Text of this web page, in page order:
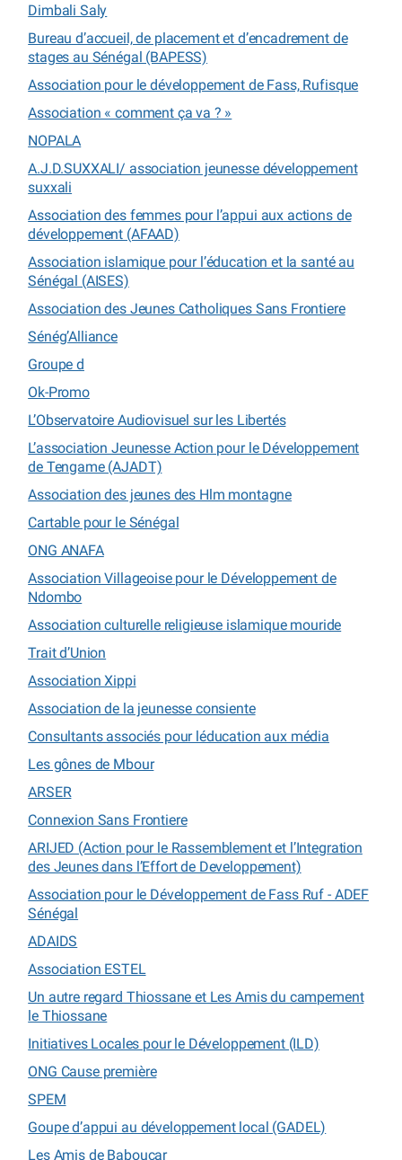
Dimbali Saly
Bureau d’accueil, de placement et d’encadrement de
stages au Sénégal (BAPESS)
Association pour le développement de Fass, Rufisque
Association « comment ça va ? »
NOPALA
A.J.D.SUXXALI/ association jeunesse développement
suxxali
Association des femmes pour l’appui aux actions de
développement (AFAAD)
Association islamique pour l’éducation et la santé au
Sénégal (AISES)
Association des Jeunes Catholiques Sans Frontiere
Sénég’Alliance
Groupe d
Ok-Promo
L’Observatoire Audiovisuel sur les Libertés
L’association Jeunesse Action pour le Développement
de Tengame (AJADT)
Association des jeunes des Hlm montagne
Cartable pour le Sénégal
ONG ANAFA
Association Villageoise pour le Développement de
Ndombo
Association culturelle religieuse islamique mouride
Trait d’Union
Association Xippi
Association de la jeunesse consiente
Consultants associés pour léducation aux média
Les gônes de Mbour
ARSER
Connexion Sans Frontiere
ARIJED (Action pour le Rassemblement et l’Integration
des Jeunes dans l’Effort de Developpement)
Association pour le Développement de Fass Ruf - ADEF
Sénégal
ADAIDS
Association ESTEL
Un autre regard Thiossane et Les Amis du campement
le Thiossane
Initiatives Locales pour le Développement (ILD)
ONG Cause première
SPEM
Goupe d’appui au développement local (GADEL)
Les Amis de Baboucar